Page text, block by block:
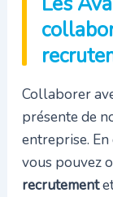
Collaborer
présente de
entreprise.
vous pouvez
recrutement